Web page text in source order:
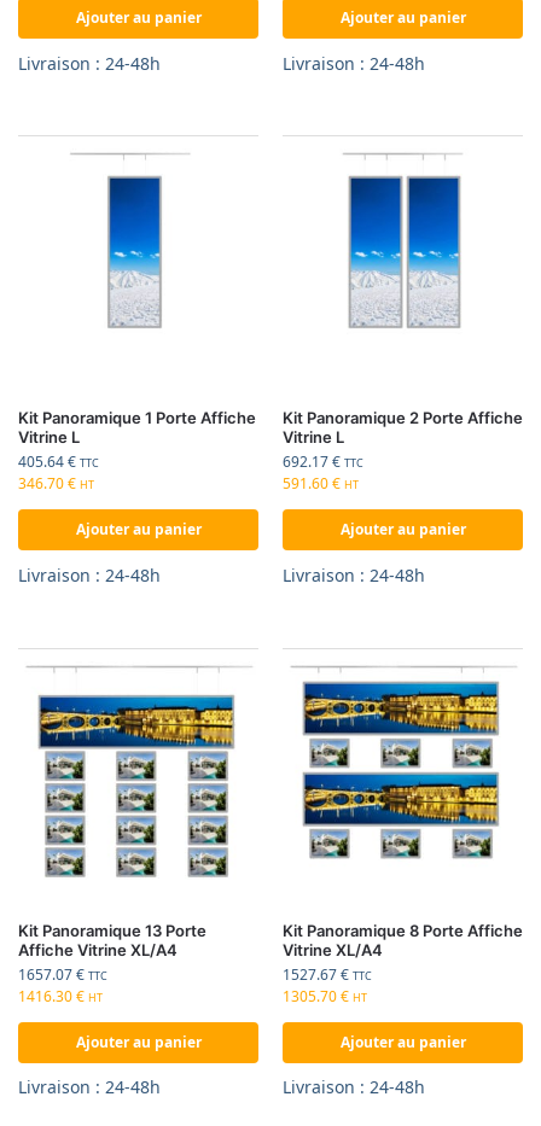
Ajouter au panier
Livraison : 24-48h
Ajouter au panier
Livraison : 24-48h
Kit Panoramique 1 Porte Affiche
Vitrine L
405.64€ TTC
346.70€ HT
Ajouter au panier
Livraison : 24-48h
Kit Panoramique 2 Porte Affiche
Vitrine L
692.17€ TTC
591.60€ HT
Ajouter au panier
Livraison : 24-48h
Kit Panoramique 13 Porte
Affiche Vitrine XL/A4
1657.07€ TTC
1416.30€ HT
Ajouter au panier
Livraison : 24-48h
Kit Panoramique 8 Porte Affiche
Vitrine XL/A4
1527.67€ TTC
1305.70€ HT
Ajouter au panier
Livraison : 24-48h